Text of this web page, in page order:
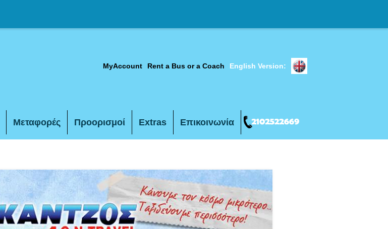
MyAccount Rent a Bus or a Coach English Version:
Μεταφορές Προορισμοί Extras Επικοινωνία